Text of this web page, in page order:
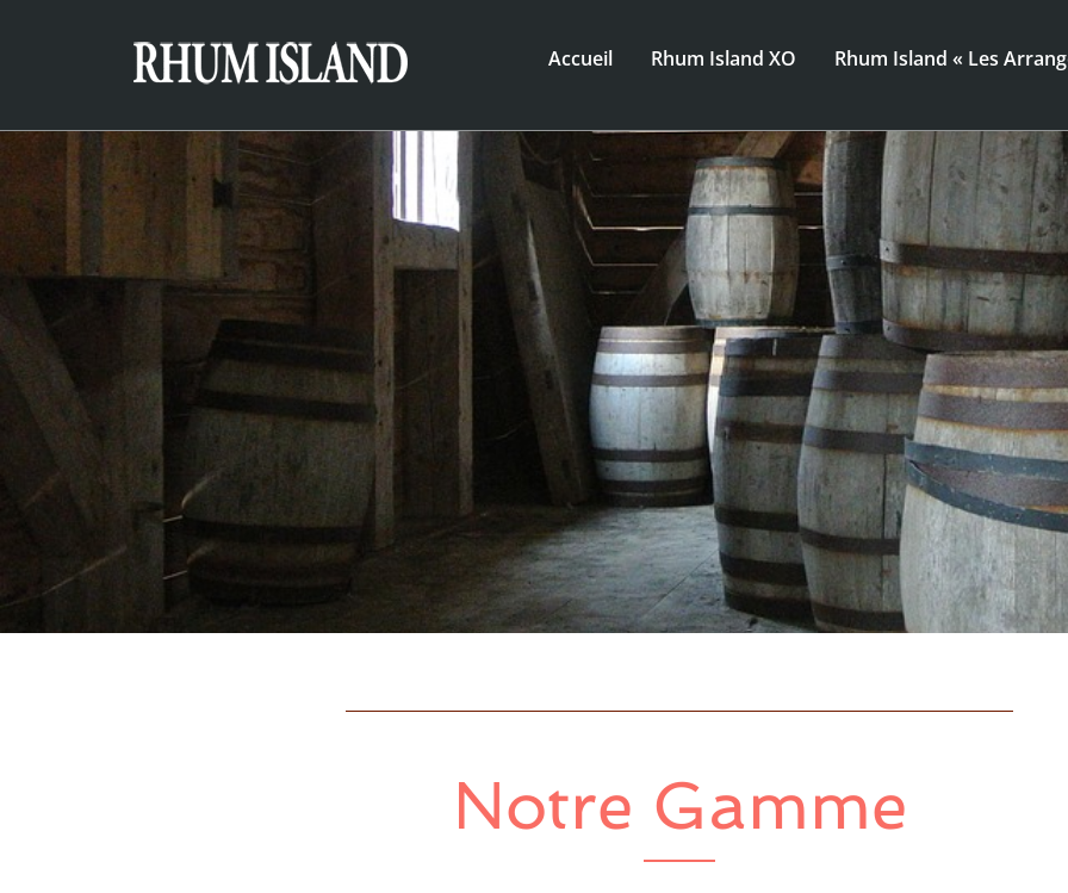
Accueil Rhum Island XO Rhum Island « Les
Notre Gamme